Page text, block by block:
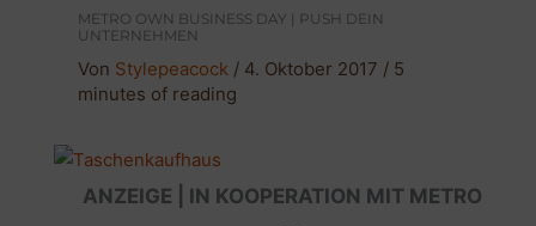
METRO OWN BUSINESS DAY | PUSH DEIN
UNTERNEHMEN
Von Stylepeacock / 4. Oktober 2017 / 5
minutes of reading
ANZEIGE | IN KOOPERATION MIT METRO